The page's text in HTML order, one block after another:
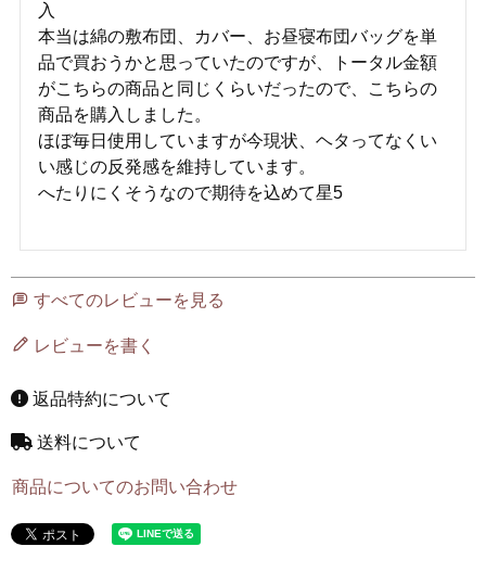
入
本当は綿の敷布団、カバー、お昼寝布団バッグを単
品で買おうかと思っていたのですが、トータル金額
がこちらの商品と同じくらいだったので、こちらの
商品を購入しました。
ほぼ毎日使用していますが今現状、ヘタってなくい
い感じの反発感を維持しています。
へたりにくそうなので期待を込めて星5
すべてのレビューを見る
レビューを書く
返品特約について
送料について
商品についてのお問い合わせ